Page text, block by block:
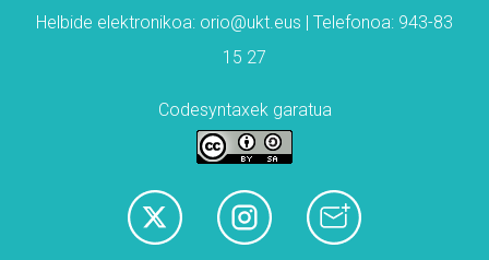
Helbide elektronikoa: orio@ukt.eus | Telefonoa: 943-83
15 27
Codesyntaxek garatua